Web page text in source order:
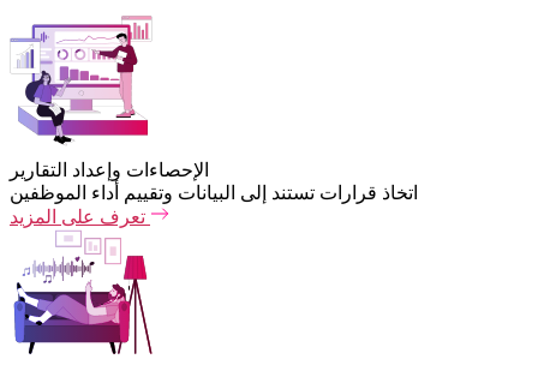
الإحصاءات وإعداد التقارير
اتخاذ قرارات تستند إلى البيانات وتقييم أداء الموظفين